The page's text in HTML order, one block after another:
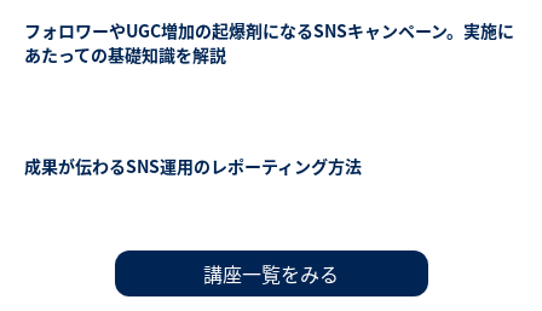
フォロワーやUGC増加の起爆剤になるSNSキャンペーン。実施に
あたっての基礎知識を解説
成果が伝わるSNS運用のレポーティング方法
講座一覧をみる